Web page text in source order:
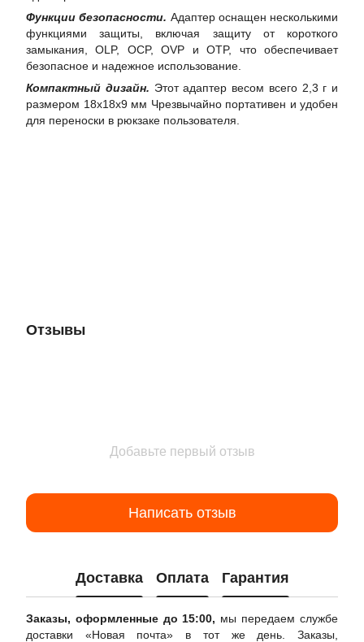
Функции безопасности. Адаптер оснащен несколькими
функциями защиты, включая защиту от короткого
замыкания, OLP, OCP, OVP и OTP, что обеспечивает
безопасное и надежное использование.
Компактный дизайн. Этот адаптер весом всего 2,3 г и
размером 18x18x9 мм Чрезвычайно портативен и удобен
для переноски в рюкзаке пользователя.
Отзывы
Добавьте первый отзыв
Написать отзыв
Доставка Оплата Гарантия
Заказы, оформленные до 15:00, мы передаем службе
доставки «Новая почта» в тот же день. Заказы,